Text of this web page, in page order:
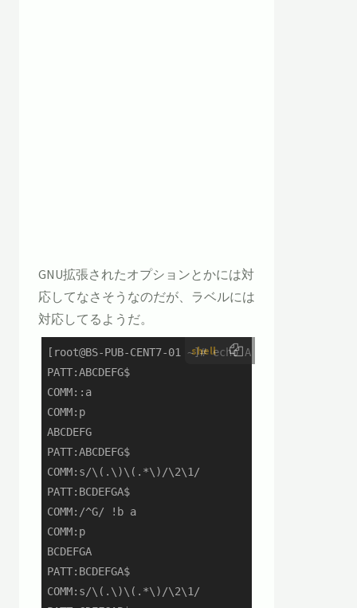
GNU拡張されたオプションとかには対
応してなさそうなのだが、ラベルには
対応してるようだ。
shell
[root@BS-PUB-CENT7-01 ~]# echo ABCDEFG |
PATT:ABCDEFG$
COMM::a
COMM:p
ABCDEFG
PATT:ABCDEFG$
COMM:s/\(.\)\(.*\)/\2\1/
PATT:BCDEFGA$
COMM:/^G/ !b a
COMM:p
BCDEFGA
PATT:BCDEFGA$
COMM:s/\(.\)\(.*\)/\2\1/